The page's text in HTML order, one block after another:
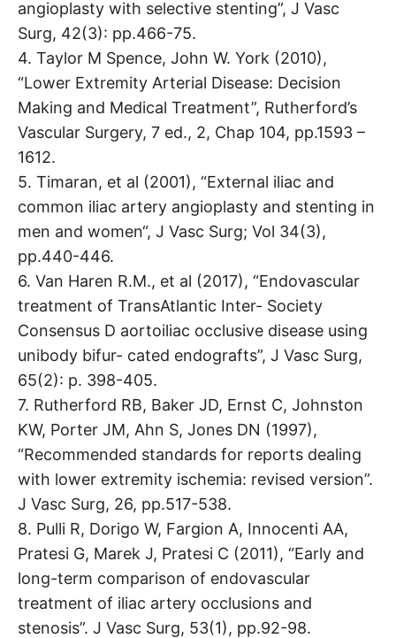
angioplasty with selective stenting”, J Vasc
Surg, 42(3): pp.466-75.
4. Taylor M Spence, John W. York (2010),
“Lower Extremity Arterial Disease: Decision
Making and Medical Treatment”, Rutherford’s
Vascular Surgery, 7 ed., 2, Chap 104, pp.1593 –
1612.
5. Timaran, et al (2001), “External iliac and
common iliac artery angioplasty and stenting in
men and women“, J Vasc Surg; Vol 34(3),
pp.440-446.
6. Van Haren R.M., et al (2017), “Endovascular
treatment of TransAtlantic Inter- Society
Consensus D aortoiliac occlusive disease using
unibody bifur- cated endografts”, J Vasc Surg,
65(2): p. 398-405.
7. Rutherford RB, Baker JD, Ernst C, Johnston
KW, Porter JM, Ahn S, Jones DN (1997),
“Recommended standards for reports dealing
with lower extremity ischemia: revised version”.
J Vasc Surg, 26, pp.517-538.
8. Pulli R, Dorigo W, Fargion A, Innocenti AA,
Pratesi G, Marek J, Pratesi C (2011), “Early and
long-term comparison of endovascular
treatment of iliac artery occlusions and
stenosis”. J Vasc Surg, 53(1), pp.92-98.